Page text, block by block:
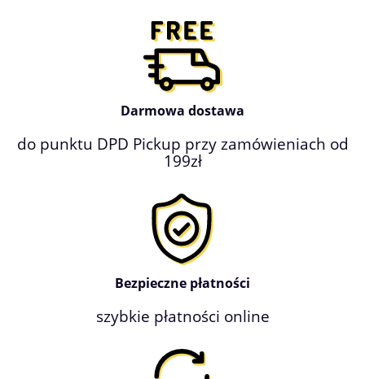
Darmowa dostawa
do punktu DPD Pickup przy zamówieniach od
199zł
Bezpieczne płatności
szybkie płatności online